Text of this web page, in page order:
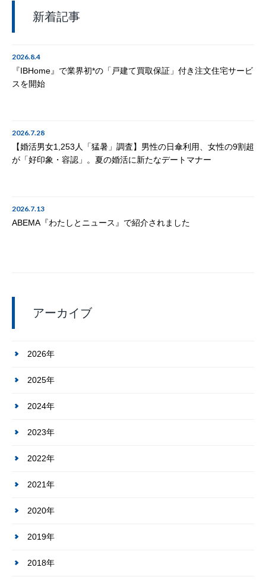
新着記事
2026.8.4
『IBHome』で業界初*の「戸建て買取保証」付き注文住宅サービ
スを開始
2026.7.28
【婚活男女1,253人「猛暑」調査】男性の日傘利用、女性の9割超
が「好印象・容認」。夏の婚活に新たなデートマナー
2026.7.13
ABEMA『わたしとニュース』で紹介されました
アーカイブ
2026年
2025年
2024年
2023年
2022年
2021年
2020年
2019年
2018年